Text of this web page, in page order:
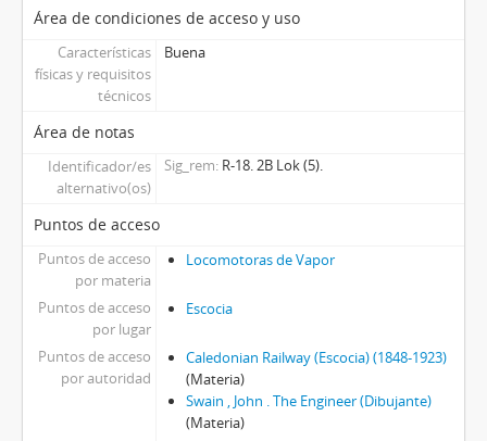
Área de condiciones de acceso y uso
Características
físicas y requisitos
técnicos
Buena
Área de notas
Identificador/es
alternativo(os)
Sig_rem R-18. 2B Lok (5).
Puntos de acceso
Puntos de acceso
por materia
Locomotoras de Vapor
Puntos de acceso
por lugar
Escocia
Puntos de acceso
por autoridad
Caledonian Railway (Escocia) (1848-1923)
(Materia)
Swain , John . The Engineer (Dibujante)
(Materia)